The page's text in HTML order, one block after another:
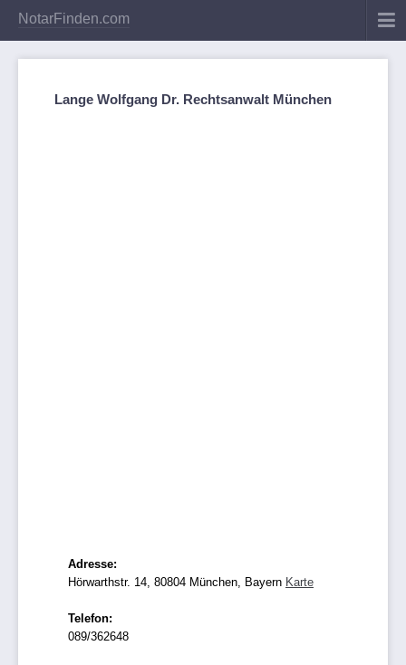
NotarFinden.com
Lange Wolfgang Dr. Rechtsanwalt München
Adresse:
Hörwarthstr. 14, 80804 München, Bayern Karte
Telefon:
089/362648